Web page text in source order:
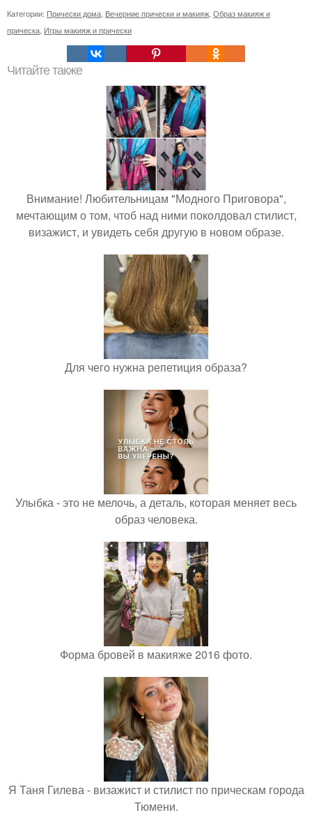
Категории: Прически дома Вечерние прически и макияж Образ макияж и
прическа Игры макияж и прически
Читайте также
Внимание! Любительницам "Модного Приговора",
мечтающим о том, чтоб над ними поколдовал стилист,
визажист, и увидеть себя другую в новом образе.
Для чего нужна репетиция образа?
Улыбка - это не мелочь, а деталь, которая меняет весь
образ человека.
Форма бровей в макияже 2016 фото.
Я Таня Гилева - визажист и стилист по прическам города
Тюмени.